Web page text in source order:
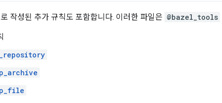
로 작성된 추가 규칙도 포함합니다. 이러한 파일은 @bazel_tools